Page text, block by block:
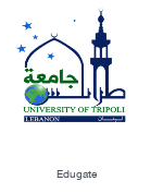
Edugate